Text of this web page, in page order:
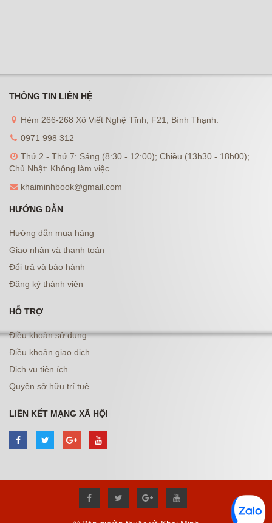
THÔNG TIN LIÊN HỆ
Hẻm 266-268 Xô Viết Nghệ Tĩnh, F21, Bình Thạnh.
0971 998 312
Thứ 2 - Thứ 7: Sáng (8:30 - 12:00); Chiều (13h30 - 18h00);
Chủ Nhật: Không làm việc
khaiminhbook@gmail.com
HƯỚNG DẪN
Hướng dẫn mua hàng
Giao nhận và thanh toán
Đổi trả và bảo hành
Đăng ký thành viên
HỖ TRỢ
Điều khoản sử dụng
Điều khoản giao dịch
Dịch vụ tiện ích
Quyền sở hữu trí tuệ
LIÊN KẾT MẠNG XÃ HỘI